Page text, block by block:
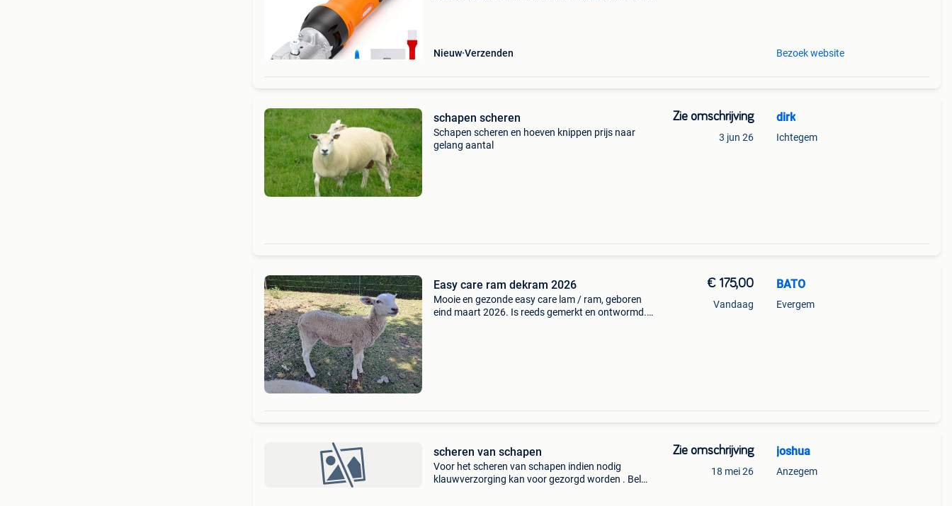
Nieuw Verzenden Bezoek website
schapen scheren
Schapen scheren en hoeven knippen prijs naar
gelang aantal
Zie omschrijving
3 jun 26
dirk
Ichtegem
Easy care ram dekram 2026
Mooie en gezonde easy care lam / ram, geboren
eind maart 2026. Is reeds gemerkt en ontwormd.
€ 175,00
Vandaag
BATO
Evergem
scheren van schapen
Voor het scheren van schapen indien nodig
klauwverzorging kan voor gezorgd worden . Bel
Zie omschrijving
18 mei 26
joshua
Anzegem